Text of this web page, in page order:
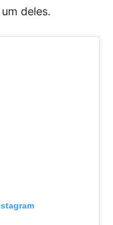
deles.